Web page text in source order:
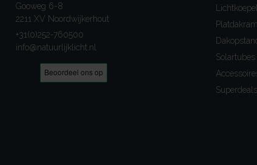
Gooweg 6-8
2211 XV Noordwijkerhout
+31(0)252-760500
info@natuurlijklicht.nl
Solartubes
Superdeals